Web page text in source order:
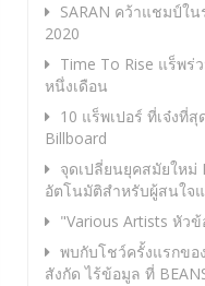
SARAN คว้าแชมป์ใ
2020
Time To Rise แร็พ
หนึ่งเดือน
10 แร็พเปอร์ ที่เจ๋งที่
Billboard
จุดเปลี่ยนยุคสมัยใหม่
อัตโนมัติสำหรับผู้สนใจ
"Various Artists หัว
พบกับโชว์ครั้งแรกขอ
สังกัด ไร้ข้อมูล ที่